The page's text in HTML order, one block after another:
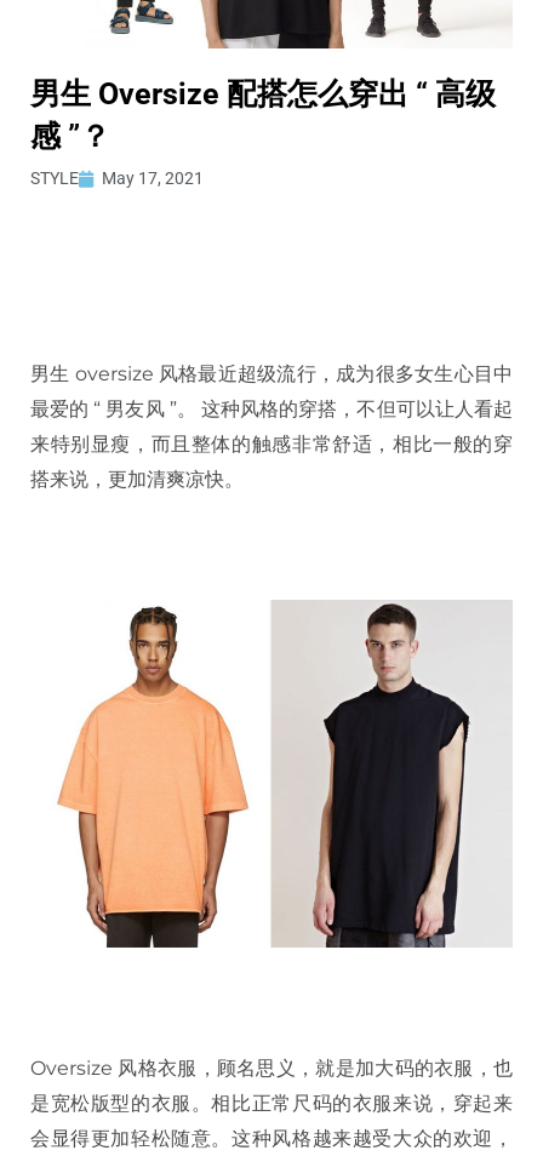
男生 Oversize 配搭怎么穿出 “ 高级
感 ”？
STYLE May 17, 2021
男生 oversize 风格最近超级流行，成为很多女生心目中
最爱的 “ 男友风 ”。 这种风格的穿搭，不但可以让人看起
来特别显瘦，而且整体的触感非常舒适，相比一般的穿
搭来说，更加清爽凉快。
Oversize 风格衣服，顾名思义，就是加大码的衣服，也
是宽松版型的衣服。相比正常尺码的衣服来说，穿起来
会显得更加轻松随意。这种风格越来越受大众的欢迎，